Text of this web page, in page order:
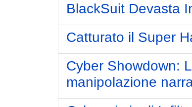
BlackSuit Devasta
Catturato il Super
Cyber Showdown:
manipolazione